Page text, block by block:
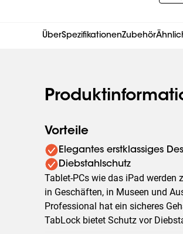
ÜberSpezifikationenZubehör
Vorteile
Elegantes erstklassiges
Diebstahlschutz
Tablet-PCs wie das iPad
in Geschäften, in Museen und
Professional hat ein sicheres
TabLock bietet Schutz vor